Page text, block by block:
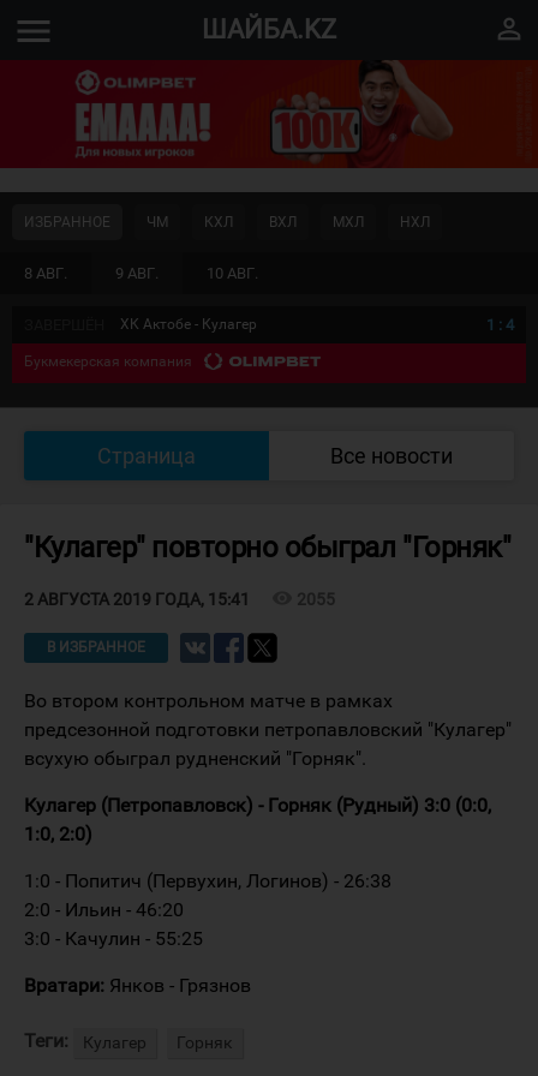
menu ШАЙБА.KZ perm_identity
8 АВГ. 9 АВГ. 10 АВГ.
ИЗБРАННОЕ ЧМ КХЛ ВХЛ МХЛ НХЛ
ХК Актобе - Кулагер 1 : 4
Букмекерская компания
Страница Все новости
"Кулагер" повторно обыграл "Горняк"
2 АВГУСТА 2019 ГОДА, 15:41 2055
В ИЗБРАННОЕ
Во втором контрольном матче в рамках
предсезонной подготовки петропавловский "Кулагер"
всухую обыграл рудненский "Горняк".
Кулагер (Петропавловск) - Горняк (Рудный) 3:0 (0:0,
1:0, 2:0)
1:0 - Попитич (Первухин, Логинов) - 26:38
2:0 - Ильин - 46:20
3:0 - Качулин - 55:25
Вратари: Янков - Грязнов
Теги: Кулагер Горняк